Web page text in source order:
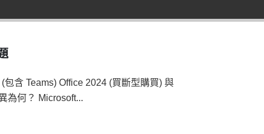
含 Teams) Office 2024 (買斷型購買) 與
為何？ Microsoft...